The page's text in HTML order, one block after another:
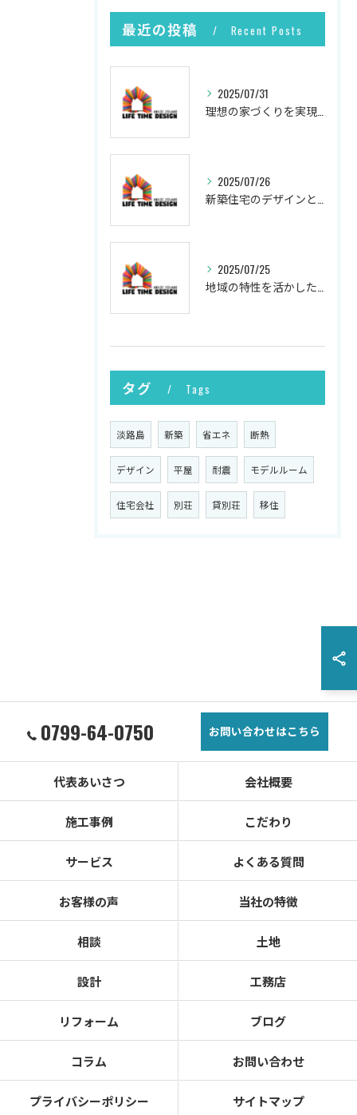
最近の投稿 Recent Posts
2025/07/31
2025/07/26
2025/07/25
タグ Tags
淡路島 新築 省エネ 断熱
デザイン 平屋 耐震 モデルルーム
住宅会社 別荘 貸別荘 移住
0799-64-0750 お問い合わせはこちら
代表あいさつ 会社概要
施工事例 こだわり
サービス よくある質問
お客様の声 当社の特徴
相談 土地
設計 工務店
リフォーム ブログ
コラム お問い合わせ
プライバシーポリシー サイトマップ